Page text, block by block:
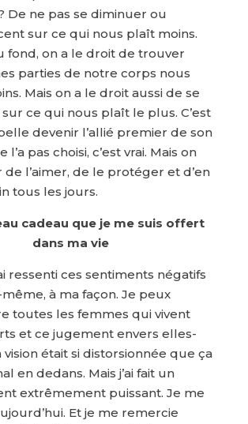
De ne pas se diminuer ou
sur ce qui nous plaît moins.
fond, on a le droit de trouver
parties de notre corps nous
Mais on a le droit aussi de se
ce qui nous plaît le plus. C’est
devenir l’allié premier de son
l’a pas choisi, c’est vrai. Mais on
de l’aimer, de le protéger et d’en
tous les jours.
cadeau que je me suis offert
dans ma vie
ressenti ces sentiments négatifs
à ma façon. Je peux
toutes les femmes qui vivent
et ce jugement envers elles-
vision était si distorsionnée que ça
en dedans. Mais j’ai fait un
extrêmement puissant. Je me
Et je me remercie